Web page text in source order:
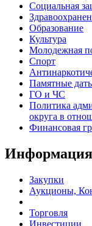
Социальная
Образование
Культура
Молодежная
Спорт
Памятные
ГО и ЧС
Политика
округа в
Финансовая
Информация
Закупки
Аукционы,
Торговля
Инвестиции